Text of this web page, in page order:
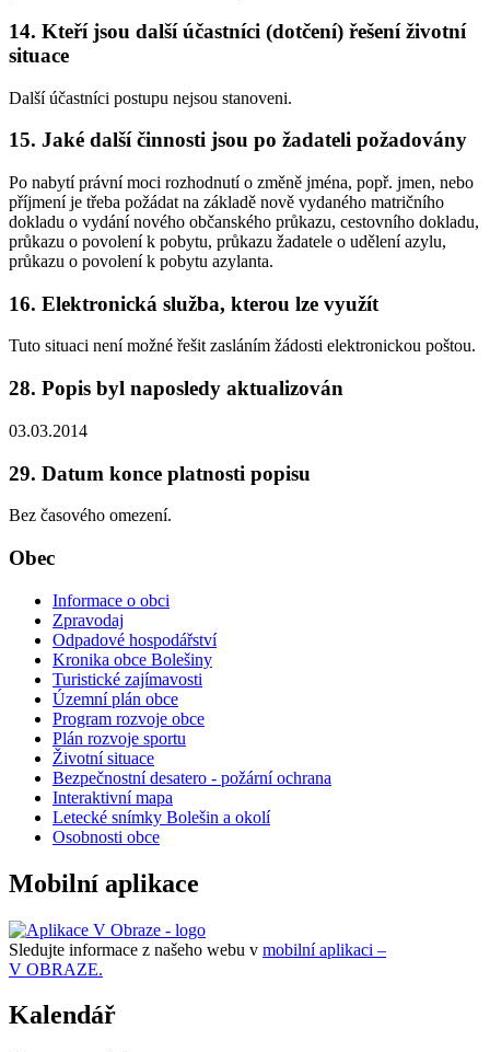
14. Kteří jsou další účastníci (dotčení) řešení životní
situace
Další účastníci postupu nejsou stanoveni.
15. Jaké další činnosti jsou po žadateli požadovány
Po nabytí právní moci rozhodnutí o změně jména, popř. jmen, nebo
příjmení je třeba požádat na základě nově vydaného matričního
dokladu o vydání nového občanského průkazu, cestovního dokladu,
průkazu o povolení k pobytu, průkazu žadatele o udělení azylu,
průkazu o povolení k pobytu azylanta.
16. Elektronická služba, kterou lze využít
Tuto situaci není možné řešit zasláním žádosti elektronickou poštou.
28. Popis byl naposledy aktualizován
03.03.2014
29. Datum konce platnosti popisu
Bez časového omezení.
Obec
Informace o obci
Zpravodaj
Odpadové hospodářství
Kronika obce Bolešiny
Turistické zajímavosti
Územní plán obce
Program rozvoje obce
Plán rozvoje sportu
Životní situace
Bezpečnostní desatero - požární ochrana
Interaktivní mapa
Letecké snímky Bolešin a okolí
Osobnosti obce
Mobilní aplikace
Sledujte informace z našeho webu v mobilní aplikaci –
V OBRAZE.
Kalendář